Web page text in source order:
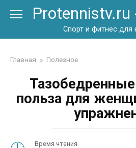
Protennistv.ru
Спорт и фитнес для
Главная » Полезное
польза для
Время чтения